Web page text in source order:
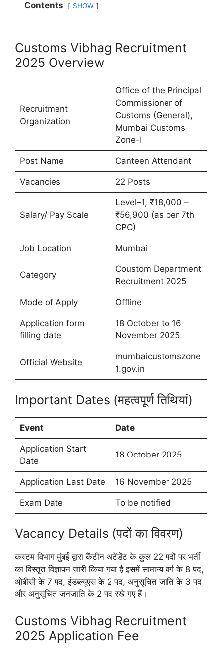
Contents SHOW
Customs Vibhag Recruitment
2025 Overview
Recruitment
Organization
Office of the Principal
Commissioner of
Customs (General),
Mumbai Customs
Zone-I
Post Name Canteen Attendant
Vacancies 22 Posts
Salary/ Pay Scale
Level–1, ₹18,000 –
₹56,900 (as per 7th
CPC)
Job Location Mumbai
Category
Coustom Department
Recruitment 2025
Mode of Apply Offline
Application form
filling date
18 October to 16
November 2025
Official Website
mumbaicustomszone
1.gov.in
Important Dates (महत्वपूर्ण तिथियां)
Event Date
Application Start
Date
18 October 2025
Application Last Date 16 November 2025
Exam Date To be notified
Vacancy Details (पदों का विवरण)
कस्टम विभाग मुंबई द्वारा कैंटीन अटेंडेंट के कुल 22 पदों पर भर्ती
का विस्तृत विज्ञापन जारी किया गया है इसमें सामान्य वर्ग के 8 पद,
ओबीसी के 7 पद, ईडब्ल्यूएस के 2 पद, अनुसूचित जाति के 3 पद
और अनुसूचित जनजाति के 2 पद रखे गए हैं।
Customs Vibhag Recruitment
2025 Application Fee